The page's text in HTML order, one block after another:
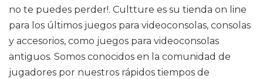
no te puedes perder!. Cultture es su tienda on line
para los últimos juegos para videoconsolas, consolas
y accesorios, como juegos para videoconsolas
antiguos. Somos conocidos en la comunidad de
jugadores por nuestros rápidos tiempos de